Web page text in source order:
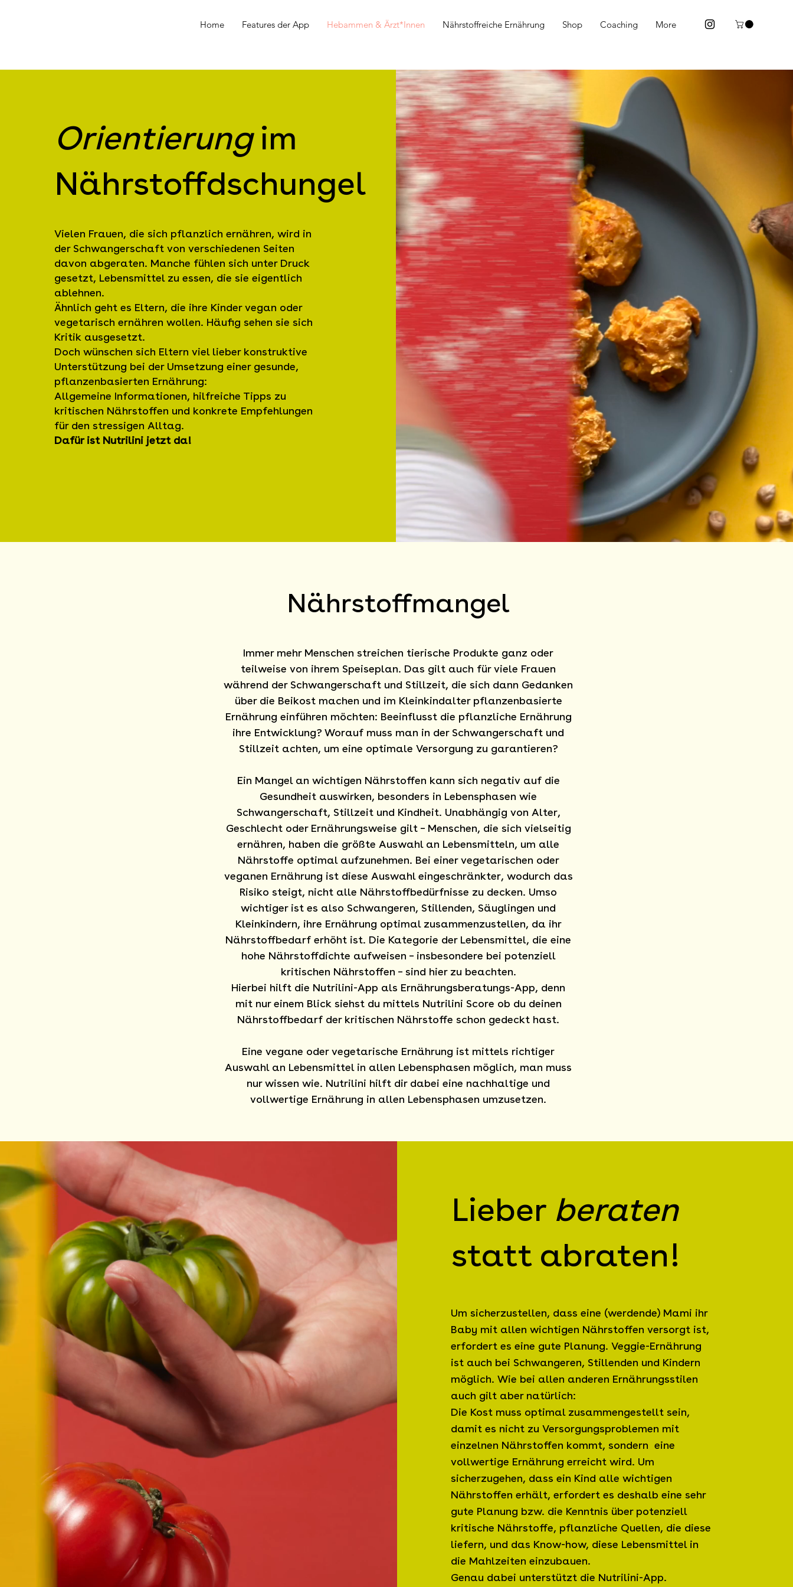
Home Features der App Hebammen & Ärzt*Innen Nährstoffreiche Ernährung Shop Coaching More
Orientierungim
Nährstoffdschungel
Vielen Frauen, die sich pflanzlich ernähren, wird in
der Schwangerschaft von verschiedenen Seiten
davon abgeraten. Manche fühlen sich unter Druck
gesetzt, Lebensmittel zu essen, die sie eigentlich
ablehnen.
Ähnlich geht es Eltern, die ihre Kinder vegan oder
vegetarisch ernähren wollen. Häufig sehen sie sich
Kritik ausgesetzt.
Doch wünschen sich Eltern viel lieber konstruktive
Unterstützung bei der Umsetzung einer gesunde,
pflanzenbasierten Ernährung:
Allgemeine Informationen, hilfreiche Tipps zu
kritischen Nährstoffen und konkrete Empfehlungen
für den stressigen Alltag.
Dafür ist Nutrilini jetzt da!
Nährstoffmangel
Immer mehr Menschen streichen tierische Produkte ganz oder
teilweise von ihrem Speiseplan. Das gilt auch für viele Frauen
während der Schwangerschaft und Stillzeit, die sich dann Gedanken
über die Beikost machen und im Kleinkindalter pflanzenbasierte
Ernährung einführen möchten: Beeinflusst die pflanzliche Ernährung
ihre Entwicklung? Worauf muss man in der Schwangerschaft und
Stillzeit achten, um eine optimale Versorgung zu garantieren?
Ein Mangel an wichtigen Nährstoffen kann sich negativ auf die
Gesundheit auswirken, besonders in Lebensphasen wie
Schwangerschaft, Stillzeit und Kindheit. Unabhängig von Alter,
Geschlecht oder Ernährungsweise gilt – Menschen, die sich vielseitig
ernähren, haben die größte Auswahl an Lebensmitteln, um alle
Nährstoffe optimal aufzunehmen. Bei einer vegetarischen oder
veganen Ernährung ist diese Auswahl eingeschränkter, wodurch das
Risiko steigt, nicht alle Nährstoffbedürfnisse zu decken. Umso
wichtiger ist es also Schwangeren, Stillenden, Säuglingen und
Kleinkindern, ihre Ernährung optimal zusammenzustellen, da ihr
Nährstoffbedarf erhöht ist. Die Kategorie der Lebensmittel, die eine
hohe Nährstoffdichte aufweisen – insbesondere bei potenziell
kritischen Nährstoffen – sind hier zu beachten.
Hierbei hilft die Nutrilini-App als Ernährungsberatungs-App, denn
mit nur einem Blick siehst du mittels Nutrilini Score ob du deinen
Nährstoffbedarf der kritischen Nährstoffe schon gedeckt hast.
Eine vegane oder vegetarische Ernährung ist mittels richtiger
Auswahl an Lebensmittel in allen Lebensphasen möglich, man muss
nur wissen wie. Nutrilini hilft dir dabei eine nachhaltige und
vollwertige Ernährung in allen Lebensphasen umzusetzen.
Lieber beraten
statt abraten!
Um sicherzustellen, dass eine (werdende) Mami ihr
Baby mit allen wichtigen Nährstoffen versorgt ist,
erfordert es eine gute Planung. Veggie-Ernährung
ist auch bei Schwangeren, Stillenden und Kindern
möglich. Wie bei allen anderen Ernährungsstilen
auch gilt aber natürlich:
Die Kost muss optimal zusammengestellt sein,
damit es nicht zu Versorgungsproblemen mit
einzelnen Nährstoffen kommt, sondern eine
vollwertige Ernährung erreicht wird. Um
sicherzugehen, dass ein Kind alle wichtigen
Nährstoffen erhält, erfordert es deshalb eine sehr
gute Planung bzw. die Kenntnis über potenziell
kritische Nährstoffe, pflanzliche Quellen, die diese
liefern, und das Know-how, diese Lebensmittel in
die Mahlzeiten einzubauen.
Genau dabei unterstützt die Nutrilini-App.